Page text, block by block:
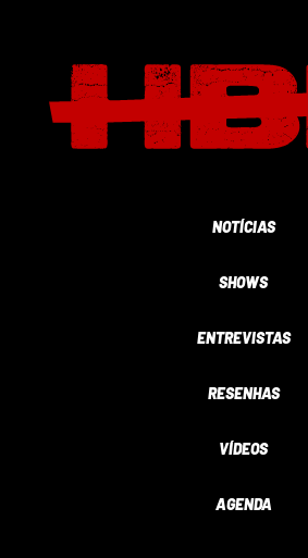
NOTÍCIAS
SHOWS
ENTREVISTAS
RESENHAS
VÍDEOS
AGENDA